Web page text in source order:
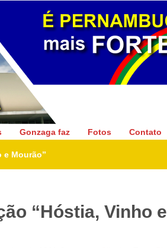
Patriota
Gonzaga faz Fotos Contato
e Mourão”
“Hóstia, Vinho e